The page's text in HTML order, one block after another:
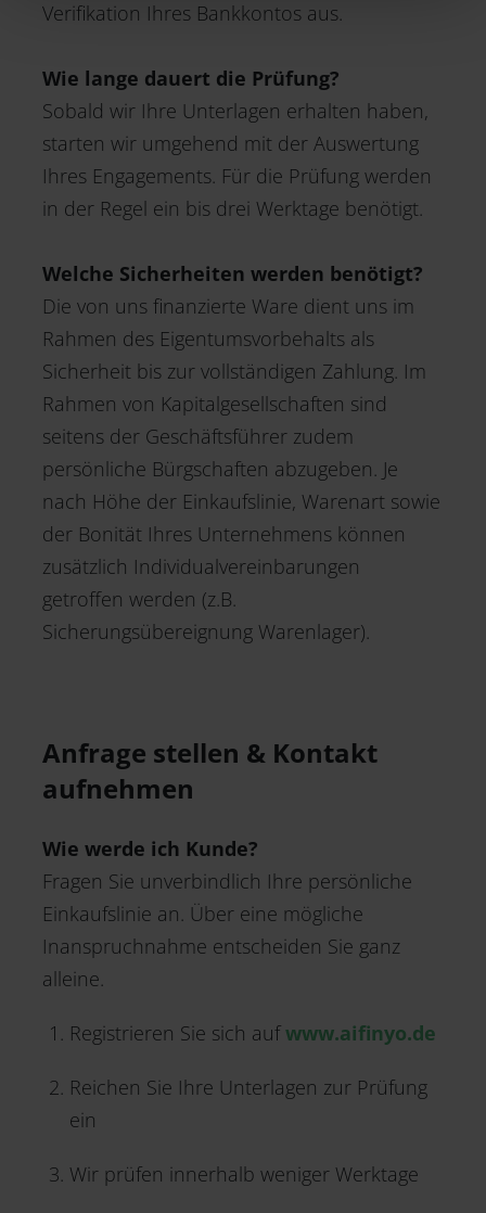
Partner führen diese Informationen möglicherweise mit
gesammelt haben. Weitere Informationen finden Sie in
unseremDatenschutz.
Verifikation Ihres Bankkontos aus.
Wie lange dauert die Prüfung?
Sobald wir Ihre Unterlagen erhalten haben,
starten wir umgehend mit der Auswertung
Ihres Engagements. Für die Prüfung werden
in der Regel ein bis drei Werktage benötigt.
Welche Sicherheiten werden benötigt?
Die von uns finanzierte Ware dient uns im
Rahmen des Eigentumsvorbehalts als
Sicherheit bis zur vollständigen Zahlung. Im
Rahmen von Kapitalgesellschaften sind
seitens der Geschäftsführer zudem
persönliche Bürgschaften abzugeben. Je
nach Höhe der Einkaufslinie, Warenart sowie
der Bonität Ihres Unternehmens können
zusätzlich Individualvereinbarungen
getroffen werden (z.B.
Sicherungsübereignung Warenlager).
Anfrage stellen & Kontakt
aufnehmen
Wie werde ich Kunde?
Fragen Sie unverbindlich Ihre persönliche
Einkaufslinie an. Über eine mögliche
Inanspruchnahme entscheiden Sie ganz
alleine.
Registrieren Sie sich aufwww.aifinyo.de
Reichen Sie Ihre Unterlagen zur Prüfung
ein
Wir prüfen innerhalb weniger Werktage